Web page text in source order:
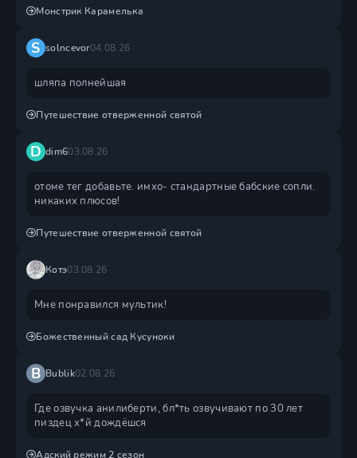
Монстрик Карамелька
S solncevor04.08.26
шляпа полнейшая
Путешествие отверженной святой
D dim603.08.26
отоме тег добавьте. имхо- стандартные бабские сопли.
никаких плюсов!
Путешествие отверженной святой
Котэ03.08.26
Мне понравился мультик!
Божественный сад Кусуноки
B Bublik02.08.26
Где озвучка анилиберти, бл*ть озвучивают по 30 лет
пиздец х*й дождëшся
Адский режим 2 сезон